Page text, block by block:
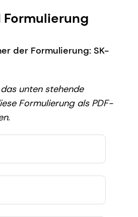
der Formulierung: SK-
unten stehende
Formulierung als PDF-